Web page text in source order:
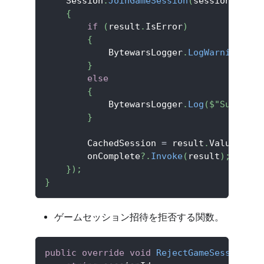
{
if
( result . IsError)
{
            BytewarsLogger
. LogWarning
}
else
{
            BytewarsLogger
. Log (
}
        CachedSession
= result .Value
        onComplete
?. Invoke( result) ;
}) ;
}
ゲームセッション招待を拒否する関数。
public override void